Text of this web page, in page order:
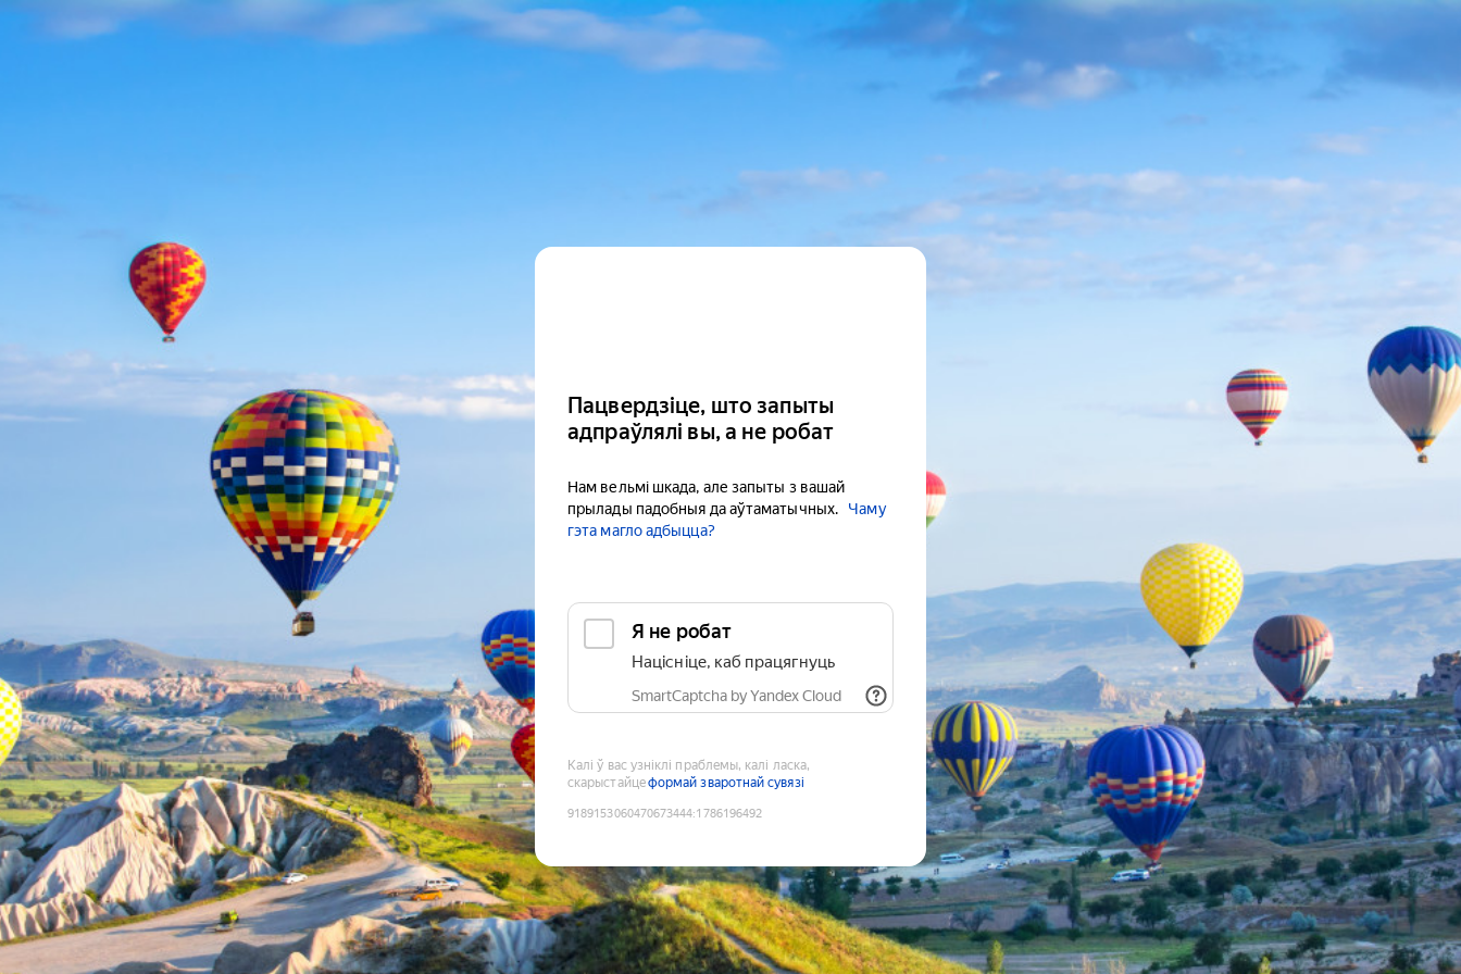
Пацвердзіце, што запыты
адпраўлялі вы, а не робат
Нам вельмі шкада, але запыты з вашай
прылады падобныя да аўтаматычных.
Чаму
гэта магло адбыцца?
Я не робат
Націсніце, каб працягнуць
SmartCaptcha by Yandex Cloud
Калі ў вас узніклі праблемы, калі ласка,
скарыстайцеформай зваротнай сувязі
9189153060470673444:1786196492